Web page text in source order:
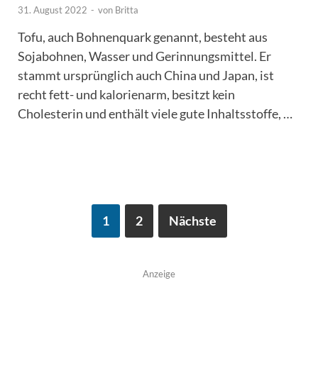
31. August 2022 - von Britta
Tofu, auch Bohnenquark genannt, besteht aus
Sojabohnen, Wasser und Gerinnungsmittel. Er
stammt ursprünglich auch China und Japan, ist
recht fett- und kalorienarm, besitzt kein
Cholesterin und enthält viele gute Inhaltsstoffe, …
1 2 Nächste
Anzeige